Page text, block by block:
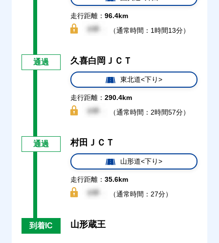
走行距離： 96.4km
（通常時間：1時間13分）
通過 久喜白岡ＪＣＴ
東北道<下り>
走行距離： 290.4km
（通常時間：2時間57分）
通過 村田ＪＣＴ
山形道<下り>
走行距離： 35.6km
（通常時間：27分）
到着IC 山形蔵王